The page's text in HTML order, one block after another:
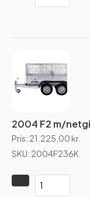
2004 F2 m/
Pris: 21.225,00 kr.
SKU: 2004F236K